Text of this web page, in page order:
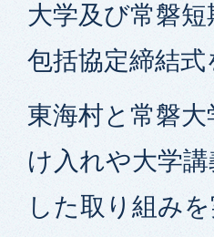
大学及び常磐
包括協定締結式
東海村と常磐
け入れや大学
した取り組み